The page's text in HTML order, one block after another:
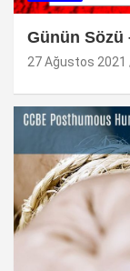
Günün Sözü
27 Ağustos 2021